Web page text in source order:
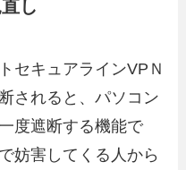
し
セキュアラインVPＮ
されると、パソコン
度遮断する機能で
妨害してくる人から